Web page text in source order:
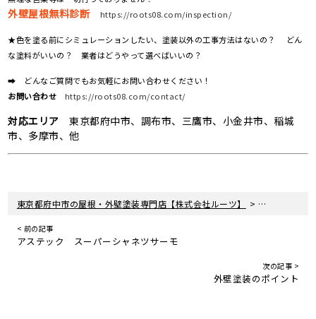
外壁屋根無料診断 https://roots08.com/inspection/
★色を塗る前にシミュレーションしたい、塗装以外の工事方法はないの？ どん
な塗料がいいの？ 業者はどうやって選べばいいの？
➡ どんなご質問でもお気軽にお問い合わせください！
お問い合わせ
https://roots08.com/contact/
対応エリア 東京都府中市、調布市、三鷹市、小金井市、稲城
市、多摩市、他
東京都府中市の屋根・外壁塗装専門店【株式会社ルーツ】 > 新着情報
< 前の記事
アステック スーパーシャネツサーモ
次の記事 >
外壁塗装のポイント